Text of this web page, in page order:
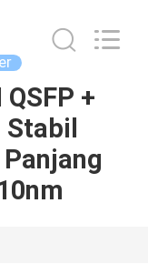
+
Stabil